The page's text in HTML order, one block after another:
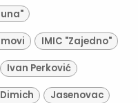
IMIC "Zajedno"
Ivan Perković
Jasenovac